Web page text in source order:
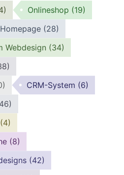
Onlineshop (19)
Homepage (28)
Webdesign (34)
CRM-System (6)
(4)
(8)
(42)